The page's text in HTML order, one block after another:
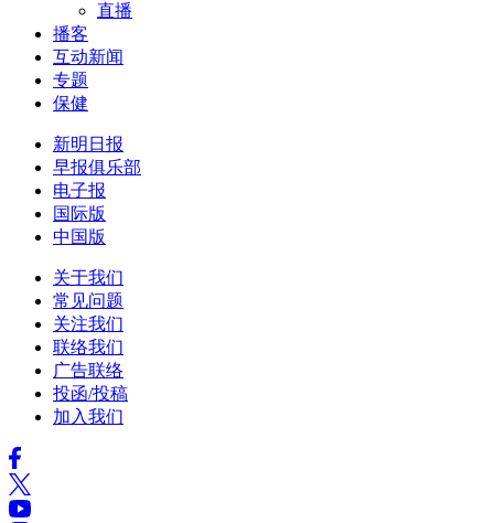
直播
播客
互动新闻
专题
保健
新明日报
早报俱乐部
电子报
国际版
中国版
关于我们
常见问题
关注我们
联络我们
广告联络
投函/投稿
加入我们